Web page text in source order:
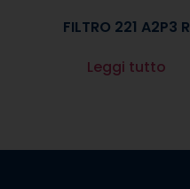
FILTRO 221 A2P3 R
Leggi tutto